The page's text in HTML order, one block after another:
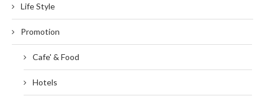
Life Style
Promotion
Cafe' & Food
Hotels